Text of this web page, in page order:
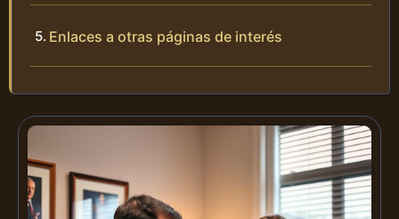
Enlaces a otras páginas de interés